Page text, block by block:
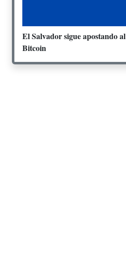
El Salvador sigue apostando al
Bitcoin